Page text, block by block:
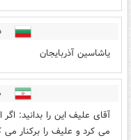
یاشاسین آذربایجان
آقای علیف این را بدانید:
می کرد و علیف را برکنار می